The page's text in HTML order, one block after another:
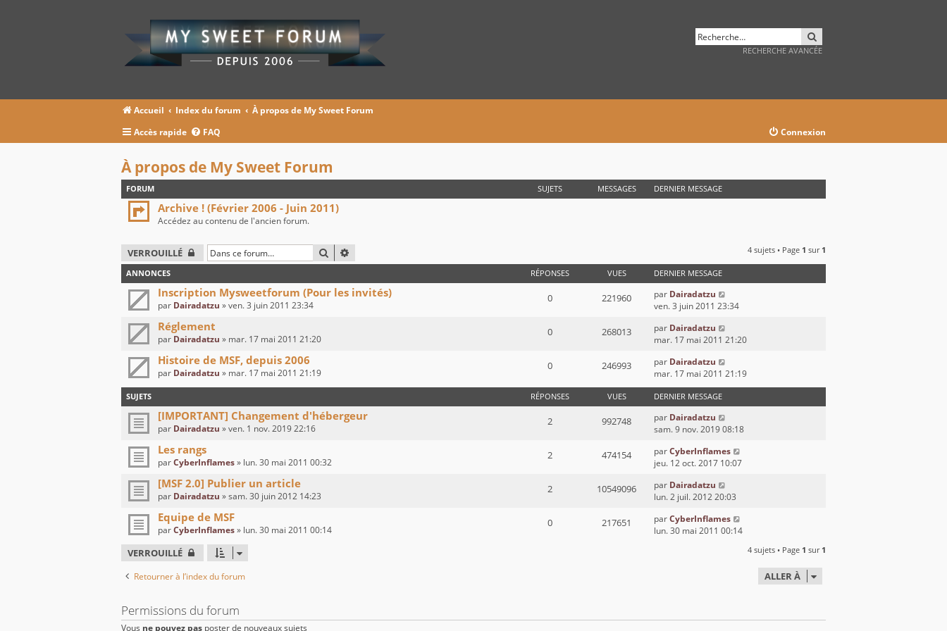
RECHERCHE AVANCÉE
Accueil Index du forum
À propos de My Sweet Forum
Accès rapide
FAQ Connexion
À propos de My Sweet Forum
FORUM SUJETS MESSAGES DERNIER MESSAGE
Archive ! (Février 2006 - Juin 2011)
Accédez au contenu de l'ancien forum.
VERROUILLÉ RECHERCHER 4 sujets • Page 1 sur 1
ANNONCES RÉPONSES VUES DERNIER MESSAGE
Inscription Mysweetforum (Pour les invités)
par Dairadatzu » ven. 3 juin 2011 23:34
0 221960 par Dairadatzu
ven. 3 juin 2011 23:34
Réglement
par Dairadatzu » mar. 17 mai 2011 21:20
0 268013 par Dairadatzu
mar. 17 mai 2011 21:20
Histoire de MSF, depuis 2006
par Dairadatzu » mar. 17 mai 2011 21:19
0 246993 par Dairadatzu
mar. 17 mai 2011 21:19
SUJETS RÉPONSES VUES DERNIER MESSAGE
[IMPORTANT] Changement d'hébergeur
par Dairadatzu » ven. 1 nov. 2019 22:16
2 992748 par Dairadatzu
sam. 9 nov. 2019 08:18
Les rangs
parCyberInflames» lun. 30 mai 2011 00:32
2 474154 parCyberInflames
jeu. 12 oct. 2017 10:07
[MSF 2.0] Publier un article
par Dairadatzu » sam. 30 juin 2012 14:23
2 10549096 par Dairadatzu
lun. 2 juil. 2012 20:03
Equipe de MSF
parCyberInflames» lun. 30 mai 2011 00:14
0 217651 parCyberInflames
lun. 30 mai 2011 00:14
VERROUILLÉ 4 sujets • Page 1 sur 1
Retourner à l’index du forum ALLER À
Permissions du forum
Vous ne pouvez pas poster de nouveaux sujets